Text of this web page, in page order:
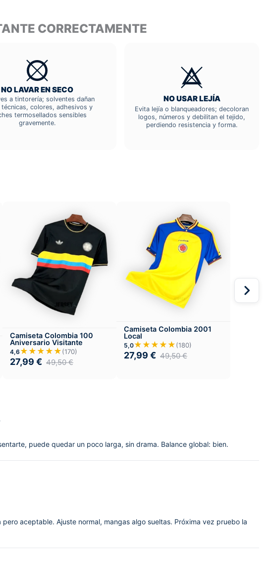
CORRECTAMENTE
NO LAVAR EN SECO
a tintorería; solventes dañan
colores, adhesivos y
termosellados sensibles
gravemente.
NO USAR LEJÍA
Evita lejía o blanqueadores; decoloran
logos, números y debilitan el tejido,
perdiendo resistencia y forma.
Camiseta Colombia 100
Aniversario Visitante
4,6 ★★★★★(170)
27,99 € 49,50€
Camiseta Colombia 2001
Local
5,0★★★★★(180)
27,99 € 49,50€
puede quedar un poco larga, sin drama. Balance global: bien.
aceptable. Ajuste normal, mangas algo sueltas. Próxima vez pruebo la